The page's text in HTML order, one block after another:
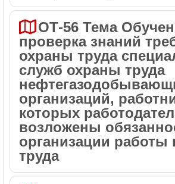
ОТ-56 Тема
проверка знаний
охраны труда
служб охраны труда
организаций,
которых
возложены
организации работы
труда